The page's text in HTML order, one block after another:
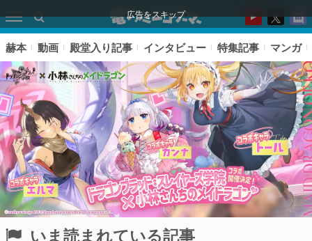
広告をスキップ
赫本 動画 殿堂入り記事 インタビュー 特集記事 マンガ
いま読まれている記事